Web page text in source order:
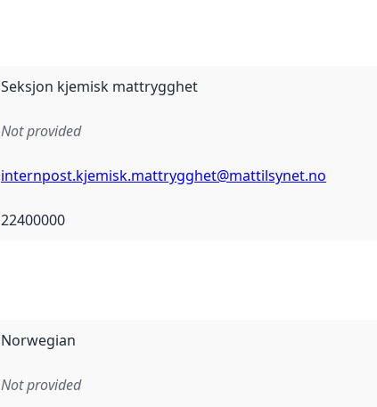
Seksjon kjemisk mattrygghet
Not provided
internpost.kjemisk.mattrygghet@mattilsynet.no
22400000
Norwegian
Not provided